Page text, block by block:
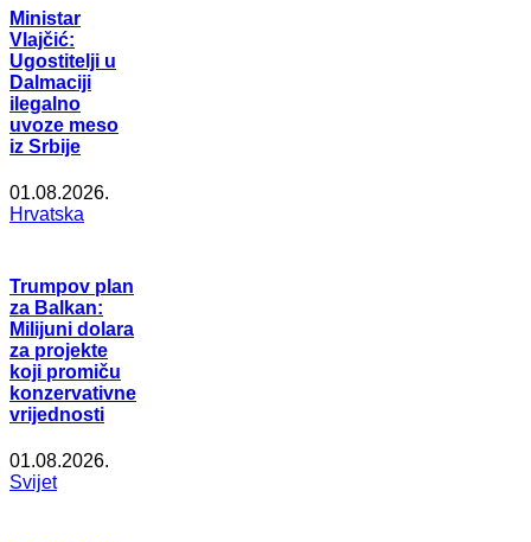
Ministar
Vlajčić:
Ugostitelji u
Dalmaciji
ilegalno
uvoze meso
iz Srbije
01.08.2026.
Hrvatska
Trumpov plan
za Balkan:
Milijuni dolara
za projekte
koji promiču
konzervativne
vrijednosti
01.08.2026.
Svijet